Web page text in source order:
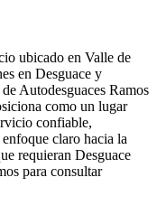
ubicado en Valle de
en Desguace y
Autodesguaces Ramos
como un lugar
confiable,
claro hacia la
requieran Desguace
para consultar